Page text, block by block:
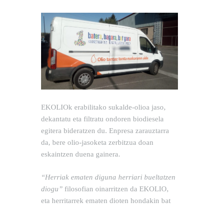
EKOLIOk erabilitako sukalde-olioa jaso,
dekantatu eta filtratu ondoren biodiesela
egitera bideratzen du. Enpresa zarauztarra
da, bere olio-jasoketa zerbitzua doan
eskaintzen duena gainera.
“Herriak ematen diguna herriari bueltatzen
diogu” filosofian oinarritzen da EKOLIO,
eta herritarrek ematen dioten hondakin bat